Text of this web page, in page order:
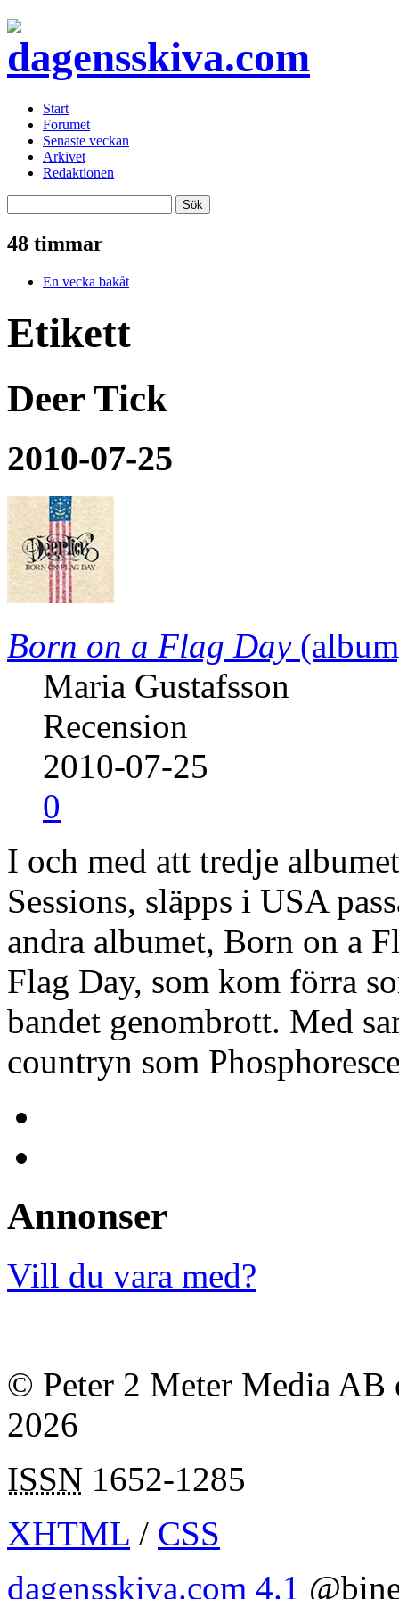
Start
Forumet
Senaste veckan
Arkivet
Redaktionen
48 timmar
En vecka bakåt
Etikett
Deer Tick
2010-07-25
Born on a Flag Day
Maria Gustafsson
Recension
2010-07-25
0
I och med att tredje
Sessions, släpps i USA
andra albumet, Born on a
Flag Day, som kom förra
bandet genombrott. Med
countryn som
Annonser
Vill du vara med?
© Peter 2 Meter Media AB
2026
ISSN 1652-1285
XHTML / CSS
dagensskiva.com 4.1